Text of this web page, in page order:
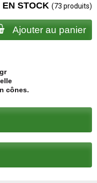
EN STOCK (73 produits)
Ajouter au panier
cônes.